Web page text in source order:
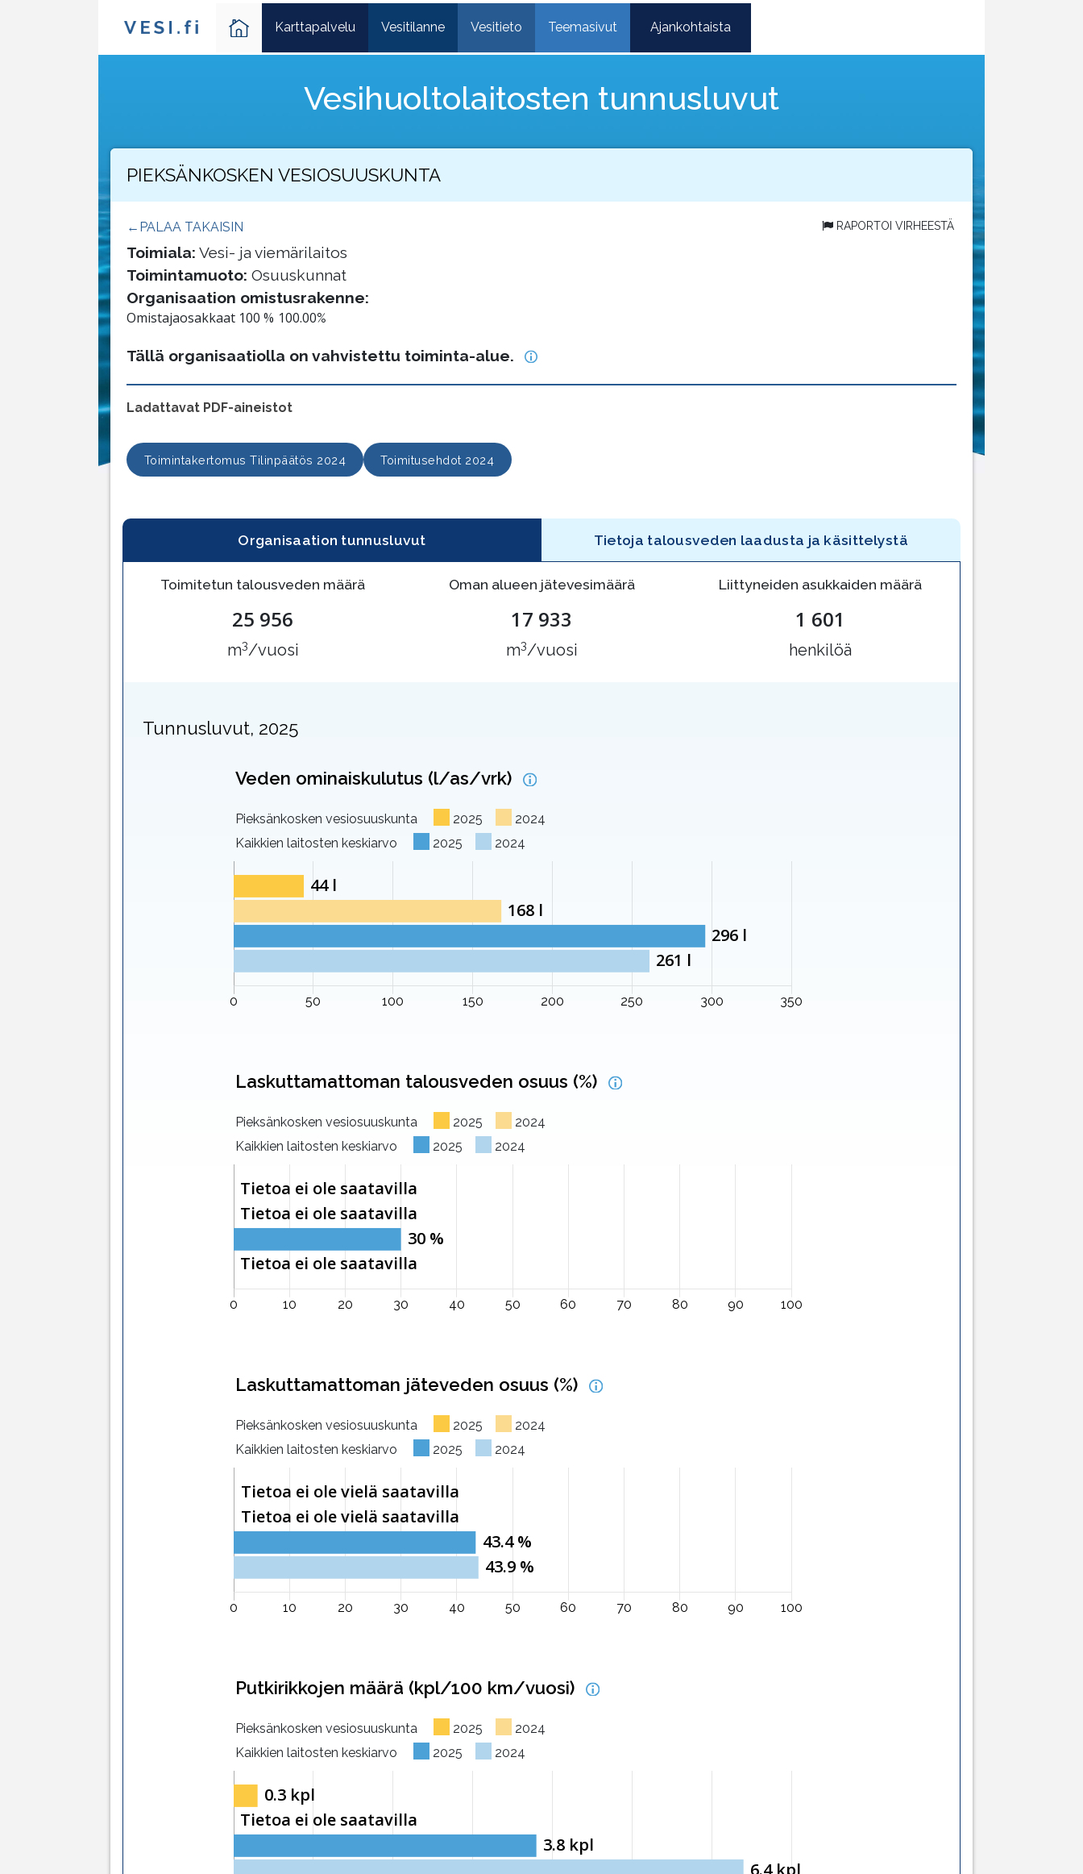
Karttapalvelu Vesitilanne Vesitieto Teemasivut Ajankohtaista
Vesihuoltolaitosten tunnusluvut
PIEKSÄNKOSKEN VESIOSUUSKUNTA
PALAA TAKAISIN RAPORTOI VIRHEESTÄ
Toimiala: Vesi- ja viemärilaitos
Toimintamuoto: Osuuskunnat
Organisaation omistusrakenne:
Omistajaosakkaat 100 % 100.00
Tällä organisaatiolla on vahvistettu toiminta-alue.
Ladattavat PDF-aineistot
Toimintakertomus Tilinpäätös 2024 Toimitusehdot 2024
Organisaation tunnusluvut Tietoja talousveden laadusta ja käsittelystä
Toimitetun talousveden määrä
25 956
m3/vuosi
Oman alueen jätevesimäärä
17 933
m3/vuosi
Liittyneiden asukkaiden määrä
1 601
henkilöä
Tunnusluvut, 2025
Veden ominaiskulutus (l/as/vrk)
Pieksänkosken vesiosuuskunta 2025
2024
Kaikkien laitosten keskiarvo
2025 2024
Laskuttamattoman talousveden osuus (%)
Pieksänkosken vesiosuuskunta 2025
2024
Kaikkien laitosten keskiarvo
2025 2024
Laskuttamattoman jäteveden osuus (%)
Pieksänkosken vesiosuuskunta 2025
2024
Kaikkien laitosten keskiarvo
2025 2024
Putkirikkojen määrä (kpl/100 km/vuosi)
Pieksänkosken vesiosuuskunta 2025
2024
Kaikkien laitosten keskiarvo
2025 2024